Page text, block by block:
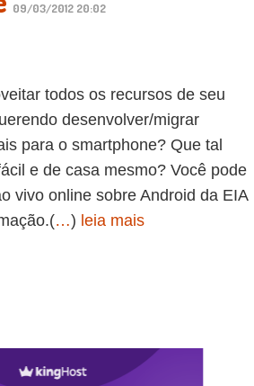
09/03/2012 20:02
todos os recursos de seu
desenvolver/migrar
para o smartphone? Que tal
e de casa mesmo? Você pode
vivo online sobre Android da EIA
…) leia mais